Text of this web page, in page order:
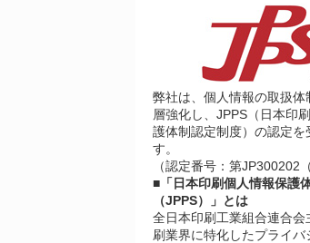
弊社は、個人情報の取扱体
層強化し、JPPS（日本印
護体制認定制度）の認定を
す。
（認定番号：第JP300202
■「日本印刷個人情報保護
（JPPS）」とは
全日本印刷工業組合連合会
刷業界に特化したプライバ